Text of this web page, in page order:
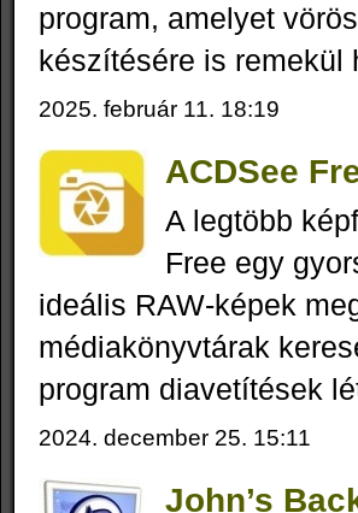
program, amelyet
készítésére is remekül
2025. február 11. 18:19
ACDSee
A legtöbb
Free egy
ideális RAW-képek
médiakönyvtárak
program diavetítések
2024. december 25. 15:11
John’s